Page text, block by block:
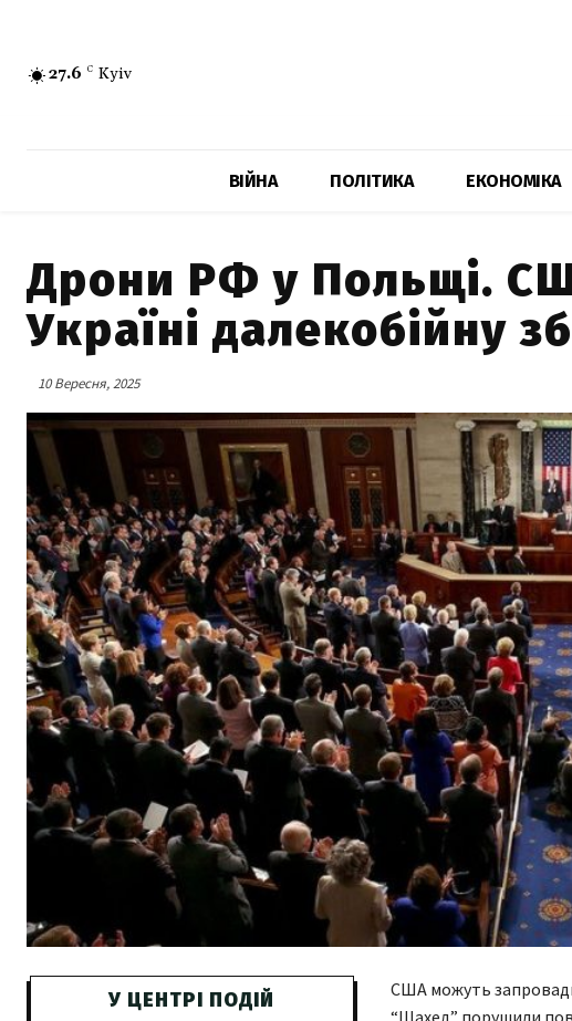
27.6 C Kyiv
ВІЙНА ПОЛІТИКА ЕКОНОМІКА
Дрони РФ у Польщі.
Україні далекобійну
10 Вересня, 2025
У ЦЕНТРІ ПОДІЙ
США можуть
“Шахед” порушили